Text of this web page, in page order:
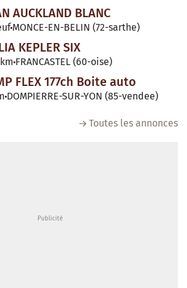
AUCKLAND BLANC
MONCE-EN-BELIN (72-sarthe)
KEPLER SIX
FRANCASTEL (60-oise)
FLEX 177ch Boite auto
DOMPIERRE-SUR-YON (85-vendee)
Toutes les annonces